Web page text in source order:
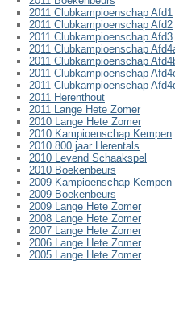
2011 Clubkampioenschap Afd1
2011 Clubkampioenschap Afd2
2011 Clubkampioenschap Afd3
2011 Clubkampioenschap
2011 Clubkampioenschap
2011 Clubkampioenschap
2011 Clubkampioenschap
2011 Herenthout
2011 Lange Hete Zomer
2010 Lange Hete Zomer
2010 Kampioenschap Kempen
2010 800 jaar Herentals
2010 Levend Schaakspel
2010 Boekenbeurs
2009 Kampioenschap Kempen
2009 Boekenbeurs
2009 Lange Hete Zomer
2008 Lange Hete Zomer
2007 Lange Hete Zomer
2006 Lange Hete Zomer
2005 Lange Hete Zomer